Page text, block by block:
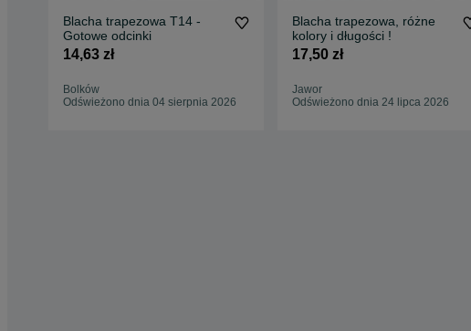
Blacha trapezowa T14 -
Gotowe odcinki
14,63 zł
Bolków
Odświeżono dnia 04 sierpnia 2026
Blacha trapezowa, różne
kolory i długości !
17,50 zł
Jawor
Odświeżono dnia 24 lipca 2026